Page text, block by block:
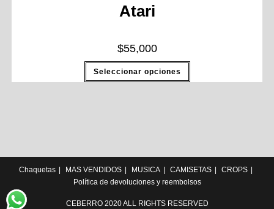
Atari
$55,000
Seleccionar opciones
Chaquetas MAS VENDIDOS MUSICA CAMISETAS
CROPS
Política de devoluciones y reembolsos
CEBERRO 2020 ALL RIGHTS RESERVED